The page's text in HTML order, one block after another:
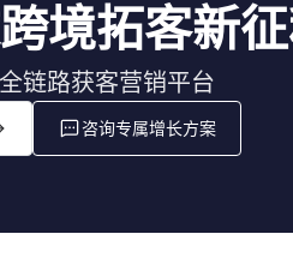
境拓客新
链路获客营销平台
咨询专属增长方案